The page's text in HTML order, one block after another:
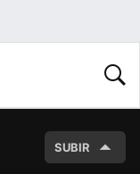
SUBIR